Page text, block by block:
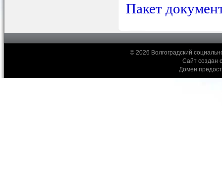
Пакет
© 2026 Волгоградский
Сайт создан
Домен